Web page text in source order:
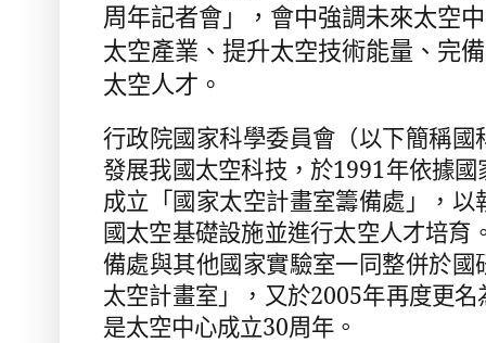
周年記者會」，會中強調未來太空
太空產業、提升太空技術能量、完
太空人才。
行政院國家科學委員會（以下簡稱
發展我國太空科技，於1991年依據
成立「國家太空計畫室籌備處」，
國太空基礎設施並進行太空人才培育
備處與其他國家實驗室一同整併於
太空計畫室」，又於2005年再度更
是太空中心成立30周年。